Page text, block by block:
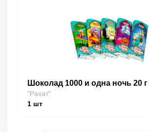
Шоколад 1000 и одна ночь 20 г
"Рахат"
1 шт